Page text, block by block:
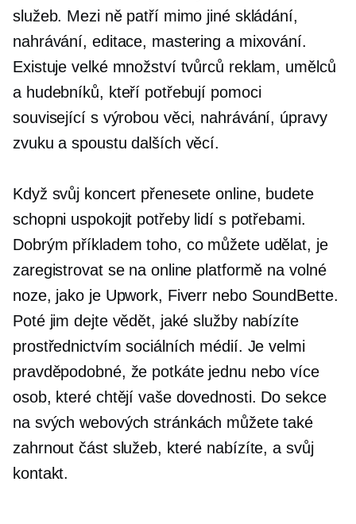
služeb. Mezi ně patří mimo jiné skládání,
nahrávání, editace, mastering a mixování.
Existuje velké množství tvůrců reklam, umělců
a hudebníků, kteří potřebují pomoci
související s výrobou věci, nahrávání, úpravy
zvuku a spoustu dalších věcí.
Když svůj koncert přenesete online, budete
schopni uspokojit potřeby lidí s potřebami.
Dobrým příkladem toho, co můžete udělat, je
zaregistrovat se na online platformě na volné
noze, jako je Upwork, Fiverr nebo SoundBette.
Poté jim dejte vědět, jaké služby nabízíte
prostřednictvím sociálních médií. Je velmi
pravděpodobné, že potkáte jednu nebo více
osob, které chtějí vaše dovednosti. Do sekce
na svých webových stránkách můžete také
zahrnout část služeb, které nabízíte, a svůj
kontakt.